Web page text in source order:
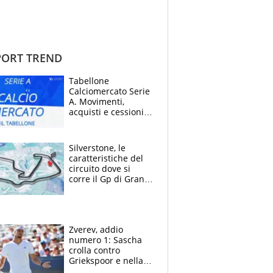
TREND
Tabellone
Calciomercato Serie
A. Movimenti,
acquisti e cessioni:
Silverstone, le
caratteristiche del
circuito dove si
corre il Gp di Gran
Zverev, addio
numero 1: Sascha
crolla contro
Griekspoor e nella